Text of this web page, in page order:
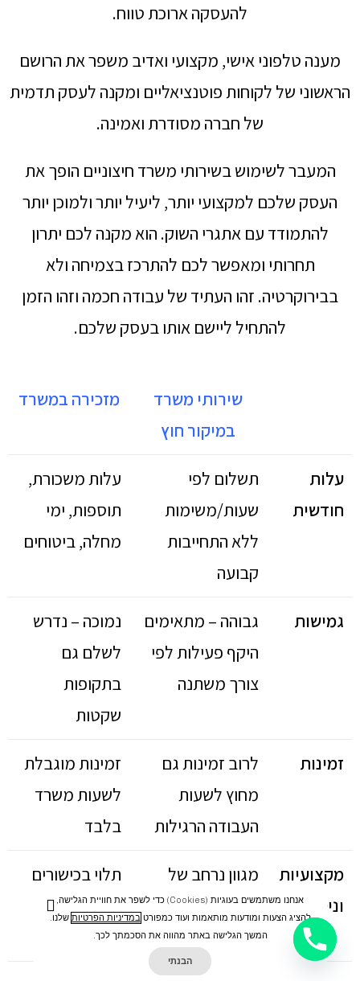
להעסקה ארוכת טווח.
מענה טלפוני אישי, מקצועי ואדיב משפר את הרושם
הראשוני של לקוחות פוטנציאליים ומקנה לעסק תדמית
של חברה מסודרת ואמינה.
המעבר לשימוש בשירותי משרד חיצוניים הופך את
העסק שלכם למקצועי יותר, ליעיל יותר ולמוכן יותר
להתמודד עם אתגרי השוק. הוא מקנה לכם יתרון
תחרותי ומאפשר לכם להתרכז בצמיחה ולא
בבירוקרטיה. זהו העתיד של עבודה חכמה וזהו הזמן
להתחיל ליישם אותו בעסק שלכם.
שירותי משרד
במיקור חוץ
מזכירה במשרד
עלות
חודשית
תשלום לפי
שעות/משימות
ללא התחייבות
קבועה
עלות משכורת,
תוספות, ימי
מחלה, ביטוחים
גמישות
גבוהה – מתאימים
היקף פעילות לפי
צורך משתנה
נמוכה – נדרש
לשלם גם
בתקופות
שקטות
זמינות
לרוב זמינות גם
מחוץ לשעות
העבודה הרגילות
זמינות מוגבלת
לשעות משרד
בלבד
מקצועיות
וניסיון
מגוון נרחב של
אנשי צוות מיומנים
בתחומים שונים
תלוי בכישורים
של אדם אחד
אנחנו משתמשים בעוגיות (cookies) כדי לשפר את חוויית הגלישה,
להציג הצעות ומודעות מותאמות ועוד כמפורטבמדיניות הפרטיות שלנו.
המשך הגלישה באתר מהווה את הסכמתך לכך.
הבנתי